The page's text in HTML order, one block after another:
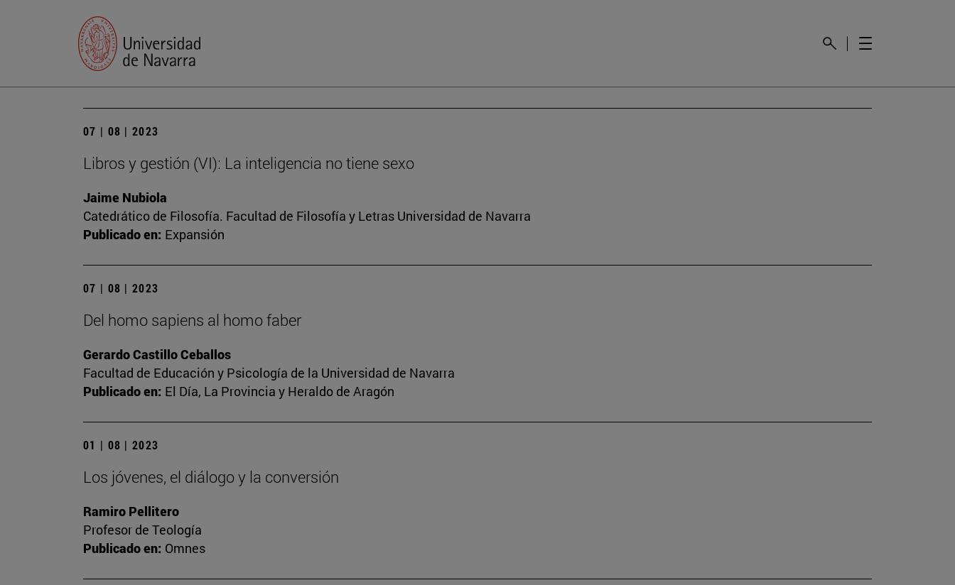
07 | 08 | 2023
Libros y gestión (VI): La inteligencia no tiene sexo
Jaime Nubiola
Catedrático de Filosofía. Facultad de Filosofía y Letras Universidad de Navarra
Publicado en: Expansión
07 | 08 | 2023
Del homo sapiens al homo faber
Gerardo Castillo Ceballos
Facultad de Educación y Psicología de la Universidad de Navarra
Publicado en: El Día, La Provincia y Heraldo de Aragón
01 | 08 | 2023
Los jóvenes, el diálogo y la conversión
Ramiro Pellitero
Profesor de Teología
Publicado en: Omnes